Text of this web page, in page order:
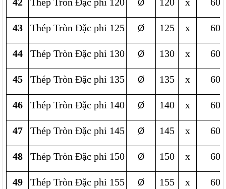
Ø
43 Thép Tròn Đặc phi 125 Ø 125 x
44 Thép Tròn Đặc phi 130 Ø 130 x
45 Thép Tròn Đặc phi 135 Ø 135 x
46 Thép Tròn Đặc phi 140 Ø 140 x
47 Thép Tròn Đặc phi 145 Ø 145 x
48 Thép Tròn Đặc phi 150 Ø 150 x
49 Thép Tròn Đặc phi 155 Ø 155 x